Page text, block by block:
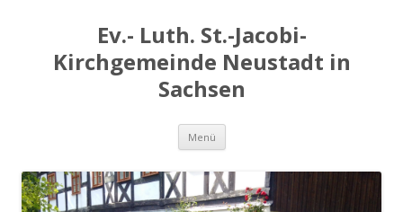
Ev.- Luth. St.-Jacobi-
Kirchgemeinde Neustadt in
Sachsen
Menü Zum
springen